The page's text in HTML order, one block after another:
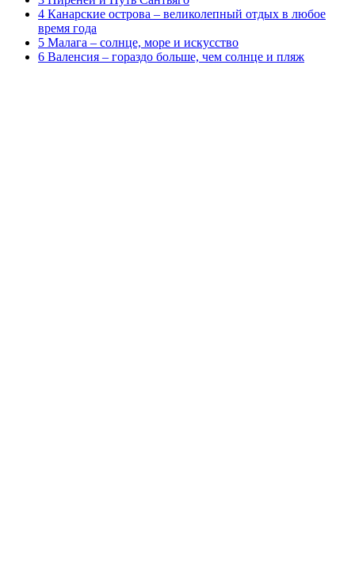
4 Канарские острова – великолепный отдых в любое
время года
5 Малага – солнце, море и искусство
6 Валенсия – гораздо больше, чем солнце и пляж